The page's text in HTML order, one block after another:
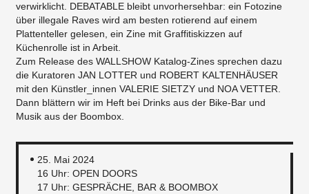
verwirklicht. DEBATABLE bleibt unvorhersehbar: ein Fotozine
über illegale Raves wird am besten rotierend auf einem
Plattenteller gelesen, ein Zine mit Graffitiskizzen auf
Küchenrolle ist in Arbeit.
Zum Release des WALLSHOW Katalog-Zines sprechen dazu
die Kuratoren JAN LOTTER und ROBERT KALTENHÄUSER
mit den Künstler_innen VALERIE SIETZY und NOA VETTER.
Dann blättern wir im Heft bei Drinks aus der Bike-Bar und
Musik aus der Boombox.
25. Mai 2024
16 Uhr: OPEN DOORS
17 Uhr: GESPRÄCHE, BAR & BOOMBOX